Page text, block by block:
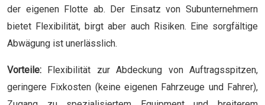
der eigenen Flotte ab. Der Einsatz von Subunternehmern
bietet Flexibilität, birgt aber auch Risiken. Eine sorgfältige
Abwägung ist unerlässlich.
Vorteile: Flexibilität zur Abdeckung von Auftragsspitzen,
geringere Fixkosten (keine eigenen Fahrzeuge und Fahrer),